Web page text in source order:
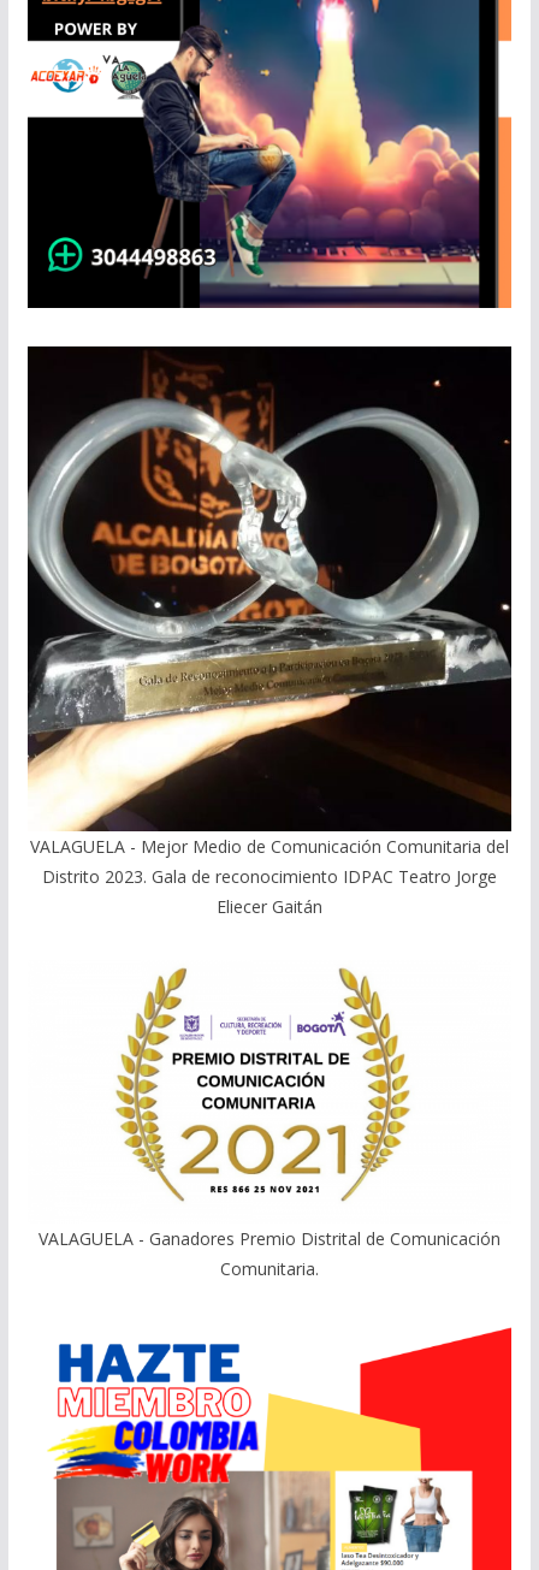
VALAGUELA - Mejor Medio de Comunicación Comunitaria del
Distrito 2023. Gala de reconocimiento IDPAC Teatro Jorge
Eliecer Gaitán
VALAGUELA - Ganadores Premio Distrital de Comunicación
Comunitaria.